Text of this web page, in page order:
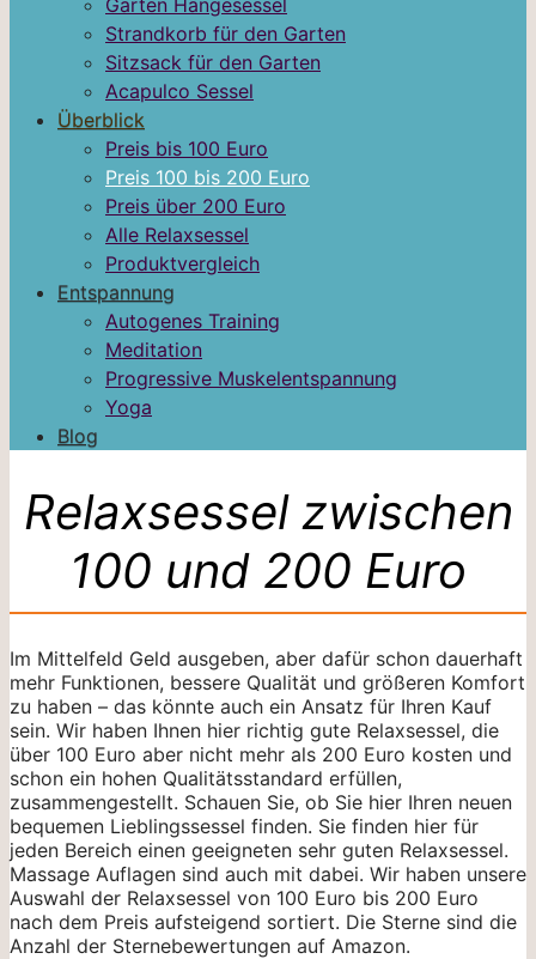
Garten Hängesessel
Strandkorb für den Garten
Sitzsack für den Garten
Acapulco Sessel
Überblick
Preis bis 100 Euro
Preis 100 bis 200 Euro
Preis über 200 Euro
Alle Relaxsessel
Produktvergleich
Entspannung
Autogenes Training
Meditation
Progressive Muskelentspannung
Yoga
Blog
Relaxsessel zwischen
100 und 200 Euro
Im Mittelfeld Geld ausgeben, aber dafür schon dauerhaft
mehr Funktionen, bessere Qualität und größeren Komfort
zu haben – das könnte auch ein Ansatz für Ihren Kauf
sein. Wir haben Ihnen hier richtig gute Relaxsessel, die
über 100 Euro aber nicht mehr als 200 Euro kosten und
schon ein hohen Qualitätsstandard erfüllen,
zusammengestellt. Schauen Sie, ob Sie hier Ihren neuen
bequemen Lieblingssessel finden. Sie finden hier für
jeden Bereich einen geeigneten sehr guten Relaxsessel.
Massage Auflagen sind auch mit dabei. Wir haben unsere
Auswahl der Relaxsessel von 100 Euro bis 200 Euro
nach dem Preis aufsteigend sortiert. Die Sterne sind die
Anzahl der Sternebewertungen auf Amazon.